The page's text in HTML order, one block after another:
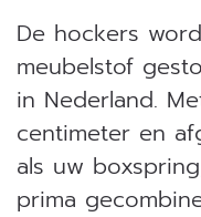
De hockers
meubelstof
in Nederland.
centimeter en
als uw
prima